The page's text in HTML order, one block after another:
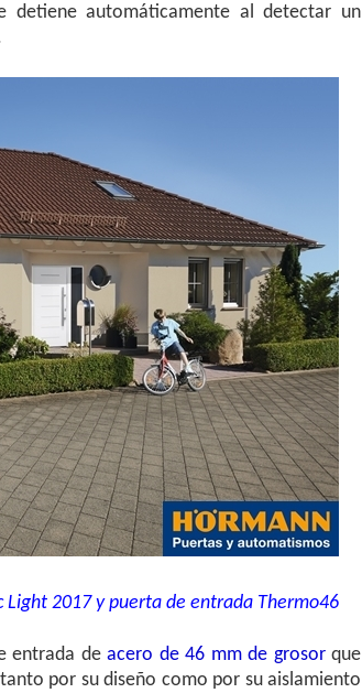
detiene automáticamente al detectar un
2017 y puerta de entrada Thermo46
entrada de acero de 46 mm de grosor que
por su diseño como por su aislamiento